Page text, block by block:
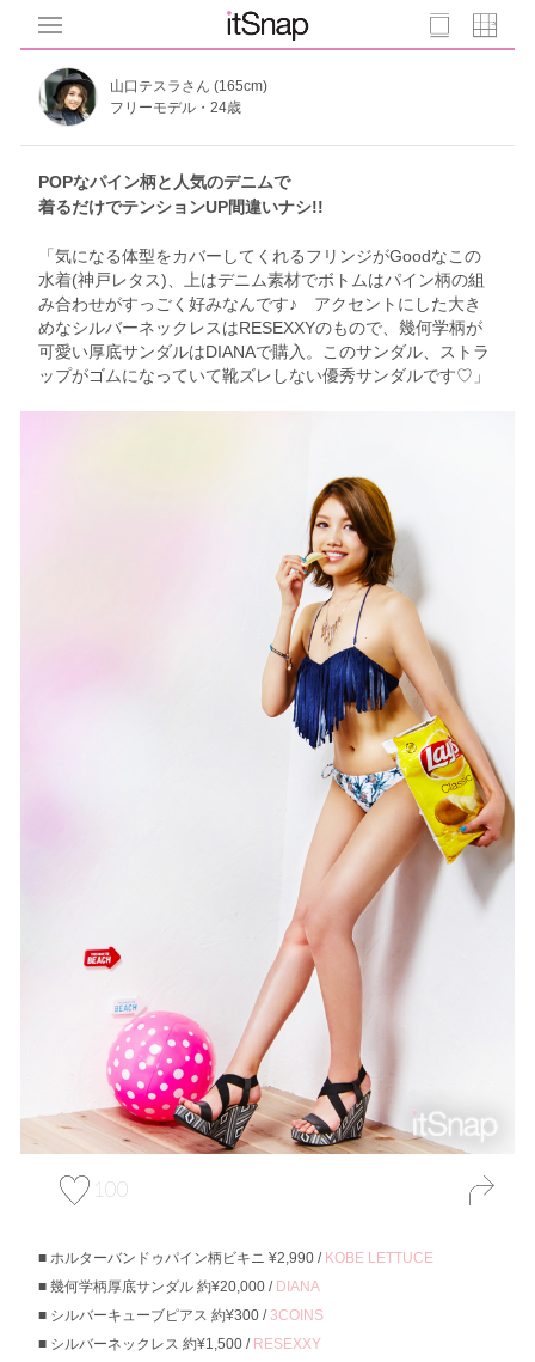
山口テスラさん (165cm)
フリーモデル・24歳
POPなパイン柄と人気のデニムで
着るだけでテンションUP間違いナシ!!
「気になる体型をカバーしてくれるフリンジがGoodなこの
水着(神戸レタス)、上はデニム素材でボトムはパイン柄の組
み合わせがすっごく好みなんです♪ アクセントにした大き
めなシルバーネックレスはRESEXXYのもので、幾何学柄が
可愛い厚底サンダルはDIANAで購入。このサンダル、ストラ
ップがゴムになっていて靴ズレしない優秀サンダルです♡」
100
ホルターバンドゥパイン柄ビキニ ¥2,990 / KOBE LETTUCE
幾何学柄厚底サンダル 約¥20,000 / DIANA
シルバーキューブピアス 約¥300 / 3COINS
シルバーネックレス 約¥1,500 / RESEXXY